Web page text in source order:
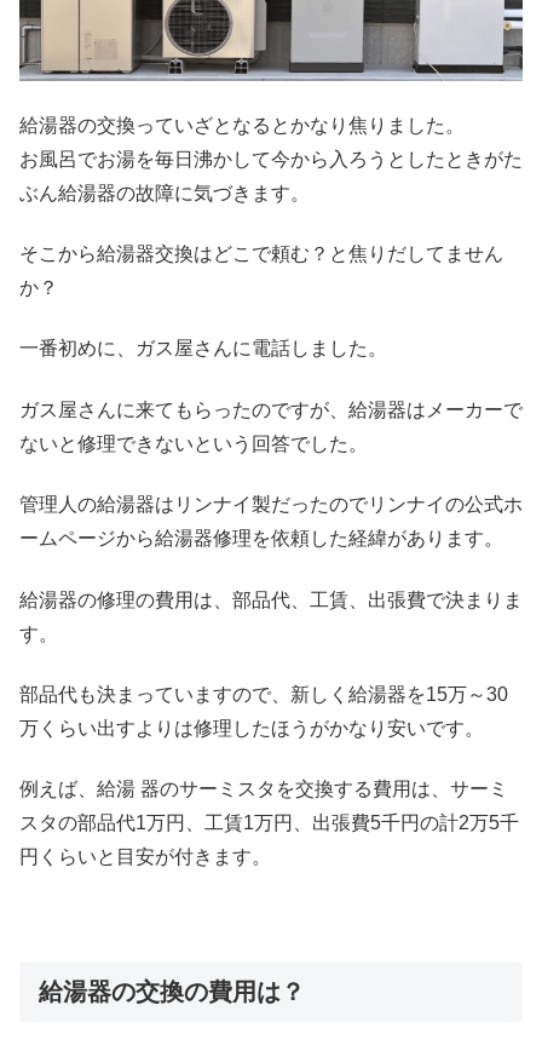
給湯器の交換っていざとなるとかなり焦りました。
お風呂でお湯を毎日沸かして今から入ろうとしたときがた
ぶん給湯器の故障に気づきます。
そこから給湯器交換はどこで頼む？と焦りだしてません
か？
一番初めに、ガス屋さんに電話しました。
ガス屋さんに来てもらったのですが、給湯器はメーカーで
ないと修理できないという回答でした。
管理人の給湯器はリンナイ製だったのでリンナイの公式ホ
ームページから給湯器修理を依頼した経緯があります。
給湯器の修理の費用は、部品代、工賃、出張費で決まりま
す。
部品代も決まっていますので、新しく給湯器を15万～30
万くらい出すよりは修理したほうがかなり安いです。
例えば、給湯 器のサーミスタを交換する費用は、サーミ
スタの部品代1万円、工賃1万円、出張費5千円の計2万5千
円くらいと目安が付きます。
給湯器の交換の費用は？